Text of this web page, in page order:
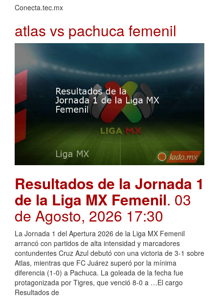
Conecta.tec.mx
atlas vs pachuca femenil
Resultados de la Jornada 1
de la Liga MX Femenil. 03
de Agosto, 2026 17:30
La Jornada 1 del Apertura 2026 de la Liga MX Femenil
arrancó con partidos de alta intensidad y marcadores
contundentes Cruz Azul debutó con una victoria de 3-1 sobre
Atlas, mientras que FC Juárez superó por la mínima
diferencia (1-0) a Pachuca. La goleada de la fecha fue
protagonizada por Tigres, que venció 8-0 a …El cargo
Resultados de